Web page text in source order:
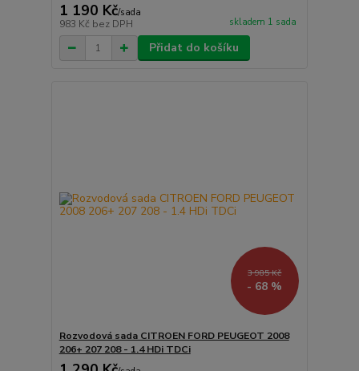
1 190 Kč/sada
983 Kč bez DPH skladem 1 sada
Přidat do košíku
3 985 Kč
- 68 %
Rozvodová sada CITROEN FORD PEUGEOT 2008
206+ 207 208 - 1.4 HDi TDCi